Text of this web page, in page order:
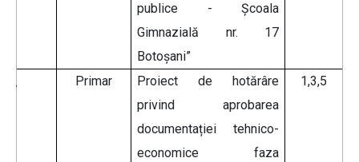
publice - Școala
Gimnazială nr. 17
Botoșani”
Primar
Proiect de hotărâre
privind aprobarea
documentației tehnico-
economice faza
1,3,5